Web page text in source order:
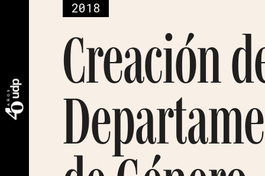
2018
Creación